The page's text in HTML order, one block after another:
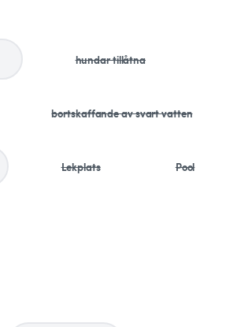
hundar tillåtna
bortskaffande av svart vatten
Lekplats Pool